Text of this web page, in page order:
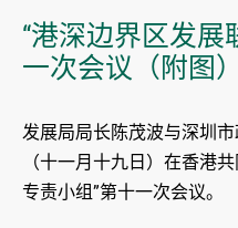
“港深边界区发展
一次会议（附图）
发展局局长陈茂波与深圳
（十一月十九日）在香港
专责小组”第十一次会议。